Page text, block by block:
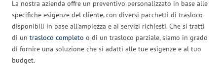
La nostra azienda offre un preventivo personalizzato in base alle
specifiche esigenze del cliente, con diversi pacchetti di trasloco
disponibili in base all’ampiezza e ai servizi richiesti. Che si tratti
di un trasloco completo o di un trasloco parziale, siamo in grado
di fornire una soluzione che si adatti alle tue esigenze e al tuo
budget.